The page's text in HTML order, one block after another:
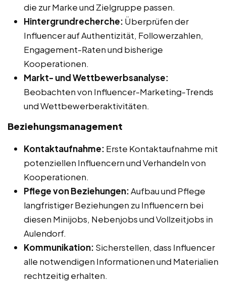
die zur Marke und Zielgruppe passen.
Hintergrundrecherche: Überprüfen der
Influencer auf Authentizität, Followerzahlen,
Engagement-Raten und bisherige
Kooperationen.
Markt- und Wettbewerbsanalyse:
Beobachten von Influencer-Marketing-Trends
und Wettbewerberaktivitäten.
Beziehungsmanagement
Kontaktaufnahme: Erste Kontaktaufnahme mit
potenziellen Influencern und Verhandeln von
Kooperationen.
Pflege von Beziehungen:Aufbau und Pflege
langfristiger Beziehungen zu Influencern bei
diesen Minijobs, Nebenjobs und Vollzeitjobs in
Aulendorf.
Kommunikation: Sicherstellen, dass Influencer
alle notwendigen Informationen und Materialien
rechtzeitig erhalten.